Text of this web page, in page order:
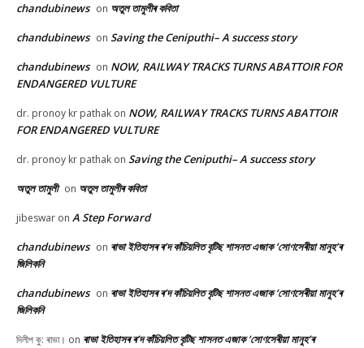
chandubinews on অতুল তামুলীৰ কবিতা
chandubinews on Saving the Ceniputhi– A success story
chandubinews on NOW, RAILWAY TRACKS TURNS ABATTOIR FOR
ENDANGERED VULTURE
dr. pronoy kr pathak on NOW, RAILWAY TRACKS TURNS ABATTOIR
FOR ENDANGERED VULTURE
dr. pronoy kr pathak on Saving the Ceniputhi– A success story
অতুল তামুলী on অতুল তামুলীৰ কবিতা
jibeswar on A Step Forward
chandubinews on ৰাভা ইতিহাসৰ ৰ’দ কাঁচিয়লিত বৃটিছ শাসনত এজাক ‘সোণসেৰীয়া মানুহ’ৰ
জিলিকনি
chandubinews on ৰাভা ইতিহাসৰ ৰ’দ কাঁচিয়লিত বৃটিছ শাসনত এজাক ‘সোণসেৰীয়া মানুহ’ৰ
জিলিকনি
দিলীপ কু: ৰাভা। on ৰাভা ইতিহাসৰ ৰ’দ কাঁচিয়লিত বৃটিছ শাসনত এজাক ‘সোণসেৰীয়া মানুহ’ৰ